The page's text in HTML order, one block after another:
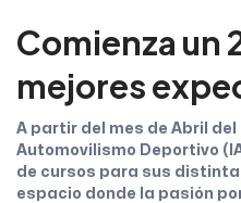
Comienza un
mejores
A partir del mes de Abril
Automovilismo Deportivo
de cursos para sus
espacio donde la pasión